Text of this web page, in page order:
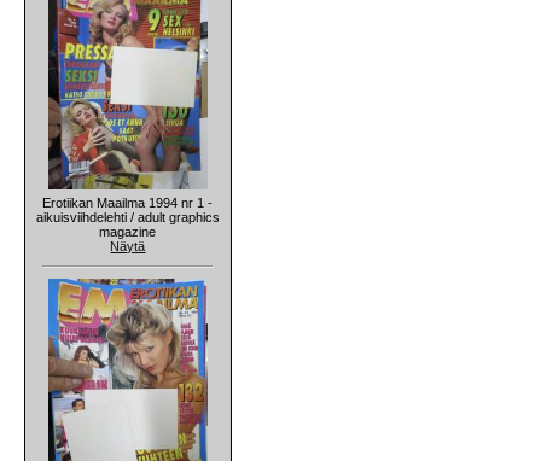
Erotiikan Maailma 1994 nr 1 -
aikuisviihdelehti / adult graphics
magazine
Näytä